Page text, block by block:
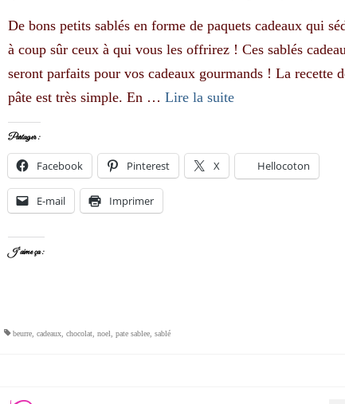
De bons petits sablés en forme de paquets cadeaux qui
à coup sûr ceux à qui vous les offrirez ! Ces sablés
seront parfaits pour vos cadeaux gourmands ! La recette
pâte est très simple. En … Lire la suite­­
Partager :
Facebook Pinterest X Hellocoton
E-mail Imprimer
J’aime ça :
beurre, cadeaux, chocolat, noel, pate sablee, sablé